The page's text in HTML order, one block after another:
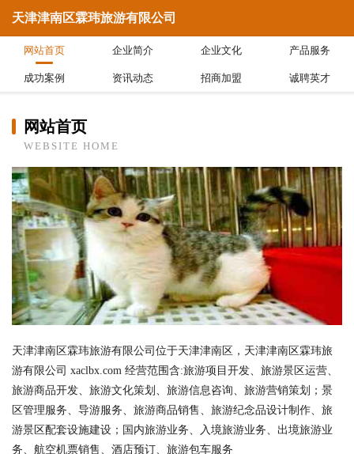
天津津南区霖玮旅游有限公司
网站首页 企业简介 企业文化 产品服务
成功案例 资讯动态 招商加盟 诚聘英才
网站首页
WEBSITE HOME
天津津南区霖玮旅游有限公司位于天津津南区，天津津南区霖玮旅
游有限公司 xaclbx.com 经营范围含:旅游项目开发、旅游景区运营、
旅游商品开发、旅游文化策划、旅游信息咨询、旅游营销策划；景
区管理服务、导游服务、旅游商品销售、旅游纪念品设计制作、旅
游景区配套设施建设；国内旅游业务、入境旅游业务、出境旅游业
务、航空机票销售、酒店预订、旅游包车服务